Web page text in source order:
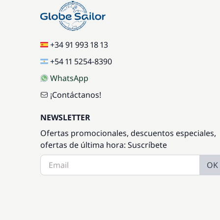
+34 91 993 18 13
+54 11 5254-8390
WhatsApp
¡Contáctanos!
NEWSLETTER
Ofertas promocionales, descuentos especiales,
ofertas de última hora: Suscríbete
OK